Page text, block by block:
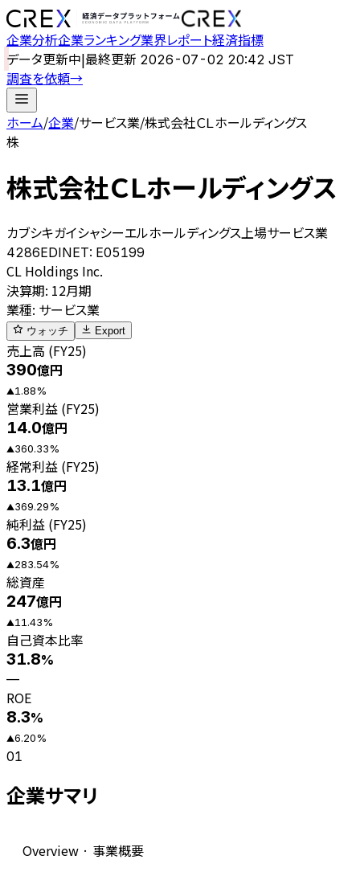
企業分析企業ランキング業界レポート経済指標
データ更新中|最終更新 2026-07-02 20:42 JST
調査を依頼→
ホーム/企業/サービス業/株式会社ＣＬホールディングス
株
株式会社ＣＬホールディングス
カブシキガイシャシーエルホールディングス 上場サービス業
4286EDINET: E05199
CL Holdings Inc.
決算期: 12月期
業種: サービス業
ウォッチ Export
売上高 (FY25)
390億円
▲1.88%
営業利益 (FY25)
14.0億円
▲360.33%
経常利益 (FY25)
13.1億円
▲369.29%
純利益 (FY25)
6.3億円
▲283.54%
総資産
247億円
▲11.43%
自己資本比率
31.8%
—
ROE
8.3%
▲6.20%
01
企業サマリ
Overview · 事業概要